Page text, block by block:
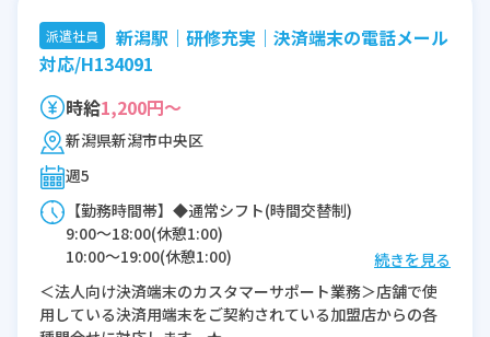
派遣社員
新潟駅｜研修充実｜決済端末の電話メール
対応/H134091
時給1,200円～
新潟県新潟市中央区
週5
【勤務時間帯】◆通常シフト(時間交替制)
9:00〜18:00(休憩1:00)
10:00〜19:00(休憩1:00)
11:00〜20:00(休憩1:00)
※残業：5〜10時間程度/月
続きを見る
＜法人向け決済端末のカスタマーサポート業務＞店舗で使
用している決済用端末をご契約されている加盟店からの各